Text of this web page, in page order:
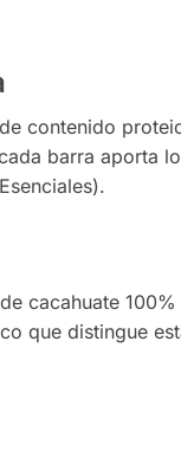
contenido
barra aporta
cacahuate
que distingue